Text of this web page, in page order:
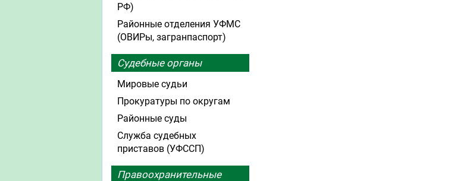
РФ)
Районные отделения УФМС
(ОВИРы, загранпаспорт)
Судебные органы
Мировые судьи
Прокуратуры по округам
Районные суды
Служба судебных
приставов (УФССП)
Правоохранительные